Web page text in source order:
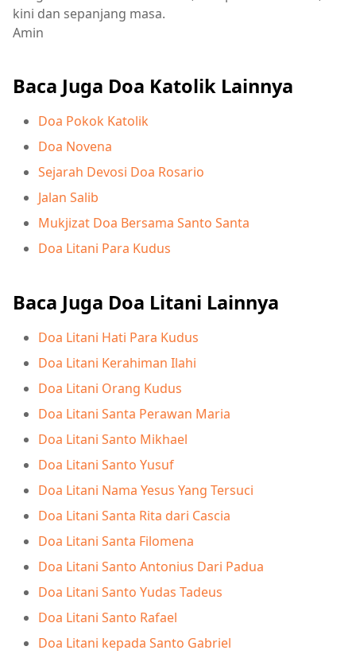
kini dan sepanjang masa.
Amin
Baca Juga Doa Katolik Lainnya
Doa Pokok Katolik
Doa Novena
Sejarah Devosi Doa Rosario
Jalan Salib
Mukjizat Doa Bersama Santo Santa
Doa Litani Para Kudus
Baca Juga Doa Litani Lainnya
Doa Litani Hati Para Kudus
Doa Litani Kerahiman Ilahi
Doa Litani Orang Kudus
Doa Litani Santa Perawan Maria
Doa Litani Santo Mikhael
Doa Litani Santo Yusuf
Doa Litani Nama Yesus Yang Tersuci
Doa Litani Santa Rita dari Cascia
Doa Litani Santa Filomena
Doa Litani Santo Antonius Dari Padua
Doa Litani Santo Yudas Tadeus
Doa Litani Santo Rafael
Doa Litani kepada Santo Gabriel